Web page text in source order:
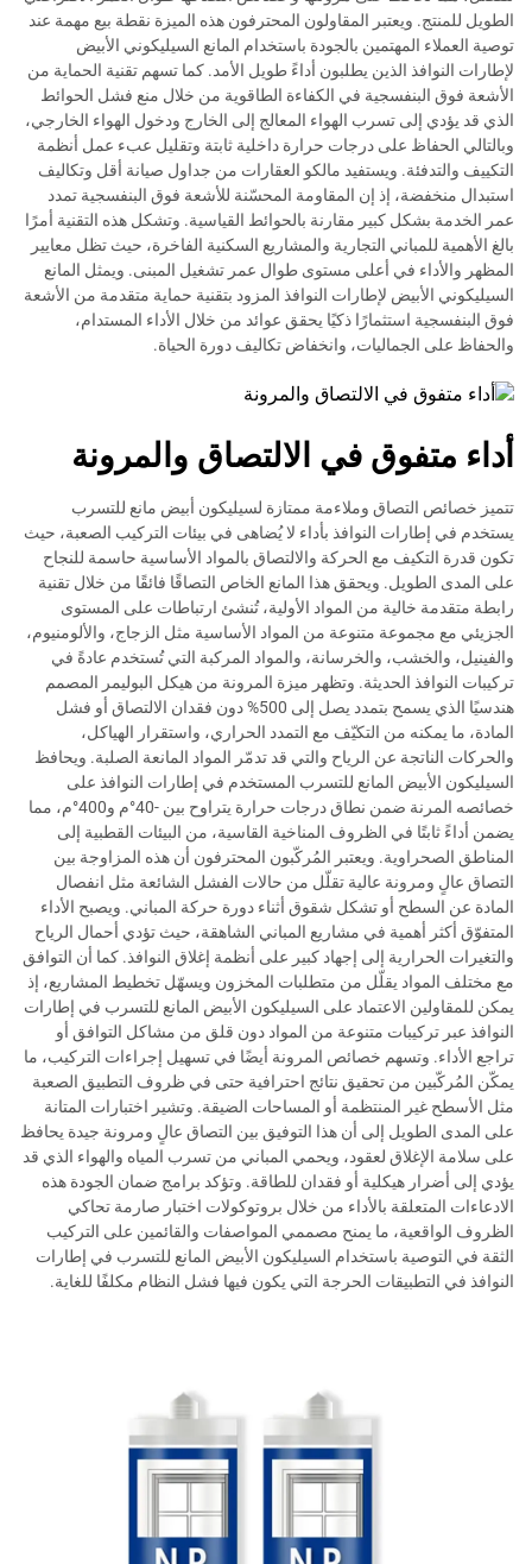
الطويل للمنتج. ويعتبر المقاولون المحترفون هذه الميزة نقطة بيع مهمة عند
توصية العملاء المهتمين بالجودة باستخدام المانع السيليكوني الأبيض
لإطارات النوافذ الذين يطلبون أداءً طويل الأمد. كما تسهم تقنية الحماية من
الأشعة فوق البنفسجية في الكفاءة الطاقوية من خلال منع فشل الحوائط
الذي قد يؤدي إلى تسرب الهواء المعالج إلى الخارج ودخول الهواء الخارجي،
وبالتالي الحفاظ على درجات حرارة داخلية ثابتة وتقليل عبء عمل أنظمة
التكييف والتدفئة. ويستفيد مالكو العقارات من جداول صيانة أقل وتكاليف
استبدال منخفضة، إذ إن المقاومة المحسّنة للأشعة فوق البنفسجية تمدد
عمر الخدمة بشكل كبير مقارنة بالحوائط القياسية. وتشكل هذه التقنية أمرًا
بالغ الأهمية للمباني التجارية والمشاريع السكنية الفاخرة، حيث تظل معايير
المظهر والأداء في أعلى مستوى طوال عمر تشغيل المبنى. ويمثل المانع
السيليكوني الأبيض لإطارات النوافذ المزود بتقنية حماية متقدمة من الأشعة
فوق البنفسجية استثمارًا ذكيًا يحقق عوائد من خلال الأداء المستدام،
والحفاظ على الجماليات، وانخفاض تكاليف دورة الحياة.
أداء متفوق في الالتصاق والمرونة
تتميز خصائص التصاق وملاءمة ممتازة لسيليكون أبيض مانع للتسرب
يستخدم في إطارات النوافذ بأداء لا يُضاهى في بيئات التركيب الصعبة، حيث
تكون قدرة التكيف مع الحركة والالتصاق بالمواد الأساسية حاسمة للنجاح
على المدى الطويل. ويحقق هذا المانع الخاص التصاقًا فائقًا من خلال تقنية
رابطة متقدمة خالية من المواد الأولية، تُنشئ ارتباطات على المستوى
الجزيئي مع مجموعة متنوعة من المواد الأساسية مثل الزجاج، والألومنيوم،
والفينيل، والخشب، والخرسانة، والمواد المركبة التي تُستخدم عادةً في
تركيبات النوافذ الحديثة. وتظهر ميزة المرونة من هيكل البوليمر المصمم
هندسيًا الذي يسمح بتمدد يصل إلى 500% دون فقدان الالتصاق أو فشل
المادة، ما يمكنه من التكيّف مع التمدد الحراري، واستقرار الهياكل،
والحركات الناتجة عن الرياح والتي قد تدمّر المواد المانعة الصلبة. ويحافظ
السيليكون الأبيض المانع للتسرب المستخدم في إطارات النوافذ على
خصائصه المرنة ضمن نطاق درجات حرارة يتراوح بين -40°م و400°م، مما
يضمن أداءً ثابتًا في الظروف المناخية القاسية، من البيئات القطبية إلى
المناطق الصحراوية. ويعتبر المُركّبون المحترفون أن هذه المزاوجة بين
التصاق عالٍ ومرونة عالية تقلّل من حالات الفشل الشائعة مثل انفصال
المادة عن السطح أو تشكل شقوق أثناء دورة حركة المباني. ويصبح الأداء
المتفوّق أكثر أهمية في مشاريع المباني الشاهقة، حيث تؤدي أحمال الرياح
والتغيرات الحرارية إلى إجهاد كبير على أنظمة إغلاق النوافذ. كما أن التوافق
مع مختلف المواد يقلّل من متطلبات المخزون ويسهّل تخطيط المشاريع، إذ
يمكن للمقاولين الاعتماد على السيليكون الأبيض المانع للتسرب في إطارات
النوافذ عبر تركيبات متنوعة من المواد دون قلق من مشاكل التوافق أو
تراجع الأداء. وتسهم خصائص المرونة أيضًا في تسهيل إجراءات التركيب، ما
يمكّن المُركّبين من تحقيق نتائج احترافية حتى في ظروف التطبيق الصعبة
مثل الأسطح غير المنتظمة أو المساحات الضيقة. وتشير اختبارات المتانة
على المدى الطويل إلى أن هذا التوفيق بين التصاق عالٍ ومرونة جيدة يحافظ
على سلامة الإغلاق لعقود، ويحمي المباني من تسرب المياه والهواء الذي قد
يؤدي إلى أضرار هيكلية أو فقدان للطاقة. وتؤكد برامج ضمان الجودة هذه
الادعاءات المتعلقة بالأداء من خلال بروتوكولات اختبار صارمة تحاكي
الظروف الواقعية، ما يمنح مصممي المواصفات والقائمين على التركيب
الثقة في التوصية باستخدام السيليكون الأبيض المانع للتسرب في إطارات
النوافذ في التطبيقات الحرجة التي يكون فيها فشل النظام مكلفًا للغاية.